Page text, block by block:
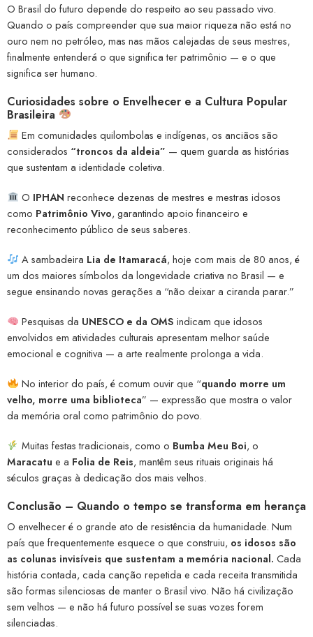
O Brasil do futuro depende do respeito ao seu passado vivo.
Quando o país compreender que sua maior riqueza não está no
ouro nem no petróleo, mas nas mãos calejadas de seus mestres,
finalmente entenderá o que significa ter patrimônio — e o que
significa ser humano.
Curiosidades sobre o Envelhecer e a Cultura Popular
Brasileira
Em comunidades quilombolas e indígenas, os anciãos são
considerados “troncos da aldeia” — quem guarda as histórias
que sustentam a identidade coletiva.
O IPHAN reconhece dezenas de mestres e mestras idosos
como Patrimônio Vivo, garantindo apoio financeiro e
reconhecimento público de seus saberes.
A sambadeira Lia de Itamaracá, hoje com mais de 80 anos, é
um dos maiores símbolos da longevidade criativa no Brasil — e
segue ensinando novas gerações a “não deixar a ciranda parar.”
Pesquisas da UNESCO e da OMS indicam que idosos
envolvidos em atividades culturais apresentam melhor saúde
emocional e cognitiva — a arte realmente prolonga a vida.
No interior do país, é comum ouvir que “quando morre um
velho, morre uma biblioteca” — expressão que mostra o valor
da memória oral como patrimônio do povo.
Muitas festas tradicionais, como o Bumba Meu Boi, o
Maracatu e a Folia de Reis, mantêm seus rituais originais há
séculos graças à dedicação dos mais velhos.
Conclusão – Quando o tempo se transforma em herança
O envelhecer é o grande ato de resistência da humanidade. Num
país que frequentemente esquece o que construiu, os idosos são
as colunas invisíveis que sustentam a memória nacional. Cada
história contada, cada canção repetida e cada receita transmitida
são formas silenciosas de manter o Brasil vivo. Não há civilização
sem velhos — e não há futuro possível se suas vozes forem
silenciadas.